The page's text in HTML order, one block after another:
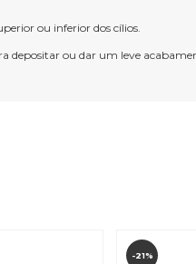
ou inferior dos cílios.
depositar ou dar um leve
-21%